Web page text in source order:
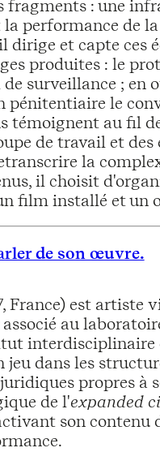
: une
la performance de
dirige et capte ces
produites : le
de surveillance ;
pénitentiaire le
témoignent au fil
de travail et
la
il choisit
film installé et un
de son œuvre.
France) est
au
interdisciplinaire
jeu dans les
propres à
de l'expanded
son